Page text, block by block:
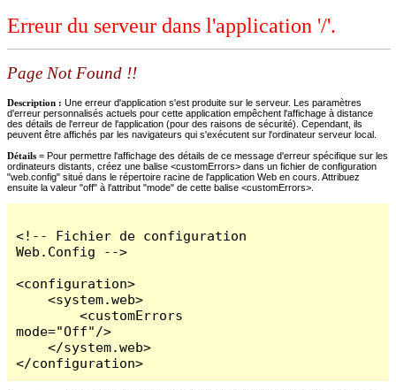
Erreur du serveur dans l'application '/'.
Page Not Found !!
Description : Une erreur d'application s'est produite sur le serveur. Les paramètres
d'erreur personnalisés actuels pour cette application empêchent l'affichage à distance
des détails de l'erreur de l'application (pour des raisons de sécurité). Cependant, ils
peuvent être affichés par les navigateurs qui s'exécutent sur l'ordinateur serveur local.
Détails = Pour permettre l'affichage des détails de ce message d'erreur spécifique sur les
ordinateurs distants, créez une balise <customErrors> dans un fichier de configuration
"web.config" situé dans le répertoire racine de l'application Web en cours. Attribuez
ensuite la valeur "off" à l'attribut "mode" de cette balise <customErrors>.
<!-- Fichier de configuration
Web.Config -->
<configuration>
    <system.web>
        <customErrors
mode="Off"/>
    </system.web>
</configuration>